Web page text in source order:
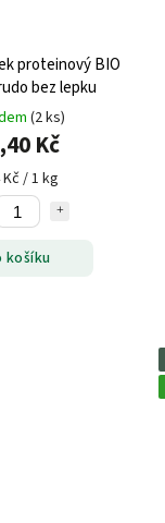
proteinový BIO
bez lepku
(2 ks)
Kč
Kč / 1 kg
košíku